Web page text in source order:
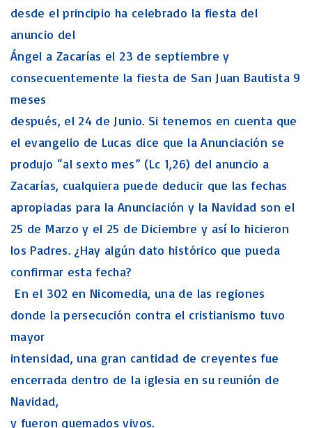
desde el principio ha celebrado la fiesta del
anuncio del
Ángel a Zacarías el 23 de septiembre y
consecuentemente la fiesta de San Juan Bautista 9
meses
después, el 24 de Junio. Si tenemos en cuenta que
el evangelio de Lucas dice que la Anunciación se
produjo “al sexto mes” (Lc 1,26) del anuncio a
Zacarías, cualquiera puede deducir que las fechas
apropiadas para la Anunciación y la Navidad son el
25 de Marzo y el 25 de Diciembre y así lo hicieron
los Padres. ¿Hay algún dato histórico que pueda
confirmar esta fecha?
En el 302 en Nicomedia, una de las regiones
donde la persecución contra el cristianismo tuvo
mayor
intensidad, una gran cantidad de creyentes fue
encerrada dentro de la iglesia en su reunión de
Navidad,
y fueron quemados vivos.